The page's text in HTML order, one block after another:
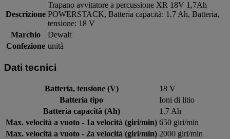
Descrizione
Trapano avvitatore a percussione XR 18V 1,7Ah
POWERSTACK, Batteria capacità: 1.7 Ah, Batteria,
tensione: 18 V
Marchio
Dewalt
Confezione unità
Dati tecnici
Batteria, tensione (V)
18 V
Batteria tipo
Ioni di litio
Batteria capacità (Ah)
1.7 Ah
Max. velocità a vuoto - 1a velocità (giri/min) 650 giri/min
Max. velocità a vuoto - 2a velocità (giri/min) 2000 giri/min